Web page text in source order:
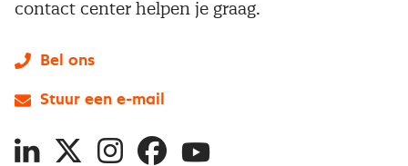
contact center helpen je graag.
Bel ons
Stuur een e-mail
LinkedIn
X InstagramFacebookYouTube